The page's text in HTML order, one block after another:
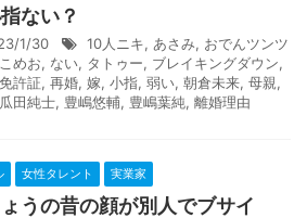
ない？
1/30 10人ニキ, あさみ, おでんツンツ
こめお, ない, タトゥー, ブレイキングダウン,
免許証, 再婚, 嫁, 小指, 弱い, 朝倉未来, 母親,
瓜田純士, 豊嶋悠輔, 豊嶋葉純, 離婚理由
女性タレント 実業家
うの昔の顔が別人でブサイ